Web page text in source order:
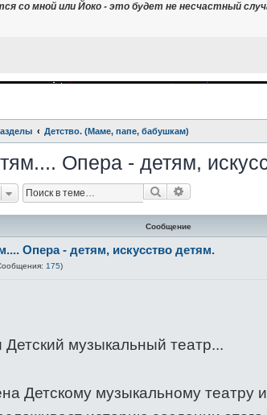
со мной или Йоко - это будет не несчастный
Детство. (Маме, папе, бабушкам)
Опера - детям,
Поиск
Сообщение
Опера - детям, искусство детям.
175)
музыкальный театр...
Детскому музыкальному театру